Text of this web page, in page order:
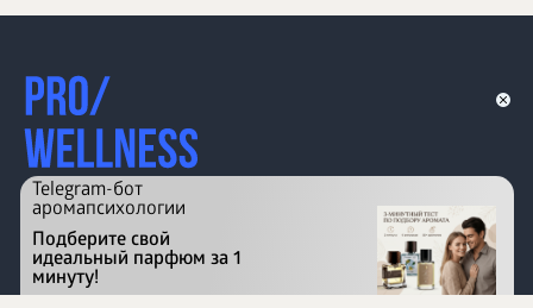
Перейти на сайт
Telegram-бот
аромапсихологии
Подберите свой
идеальный парфюм за 1
минуту!